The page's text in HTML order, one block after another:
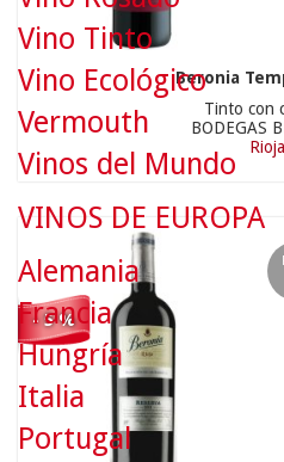
Beronia
Tinto con
BODEGAS
Rioja
- 5 %
Vino Tinto
Vino Ecológico
Vermouth
Vinos del Mundo
VINOS DE EUROPA
Alemania
Francia
Hungría
Italia
Portugal